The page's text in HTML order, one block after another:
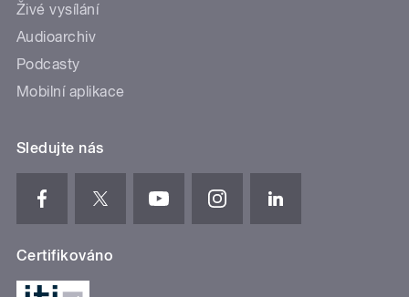
Živé vysílání
Audioarchiv
Podcasty
Mobilní aplikace
Sledujte nás
Certifikováno